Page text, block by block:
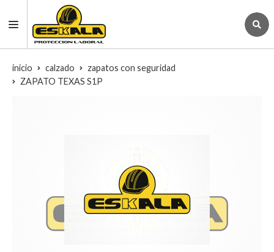
inicio calzado
zapatos con seguridad
ZAPATO TEXAS S1P